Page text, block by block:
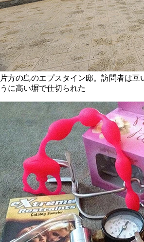
片方の島のエプスタイン邸。訪問者は互
うに高い塀で仕切られた